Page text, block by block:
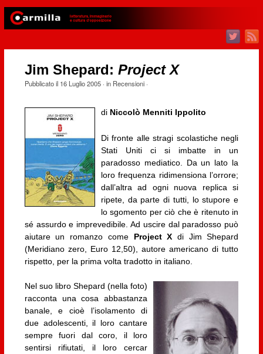
Jim Shepard: Project X
Pubblicato il 16 Luglio 2005· in Recensioni·
di Niccolò Menniti Ippolito
Di fronte alle stragi scolastiche negli
Stati Uniti ci si imbatte in un
paradosso mediatico. Da un lato la
loro frequenza ridimensiona l’orrore;
dall’altra ad ogni nuova replica si
ripete, da parte di tutti, lo stupore e
lo sgomento per ciò che è ritenuto in
sé assurdo e imprevedibile. Ad uscire dal paradosso può
aiutare un romanzo come Project X di Jim Shepard
(Meridiano zero, Euro 12,50), autore americano di tutto
rispetto, per la prima volta tradotto in italiano.
Nel suo libro Shepard (nella foto)
racconta una cosa abbastanza
banale, e cioè l’isolamento di
due adolescenti, il loro cantare
sempre fuori dal coro, il loro
sentirsi rifiutati, il loro cercar